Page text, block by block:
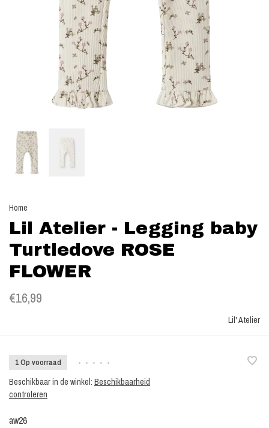
Home
Lil Atelier - Legging baby
Turtledove ROSE
FLOWER
€16,99
Lil' Atelier
1 Op voorraad • • • • •
Beschikbaar in de winkel: Beschikbaarheid
controleren
aw26